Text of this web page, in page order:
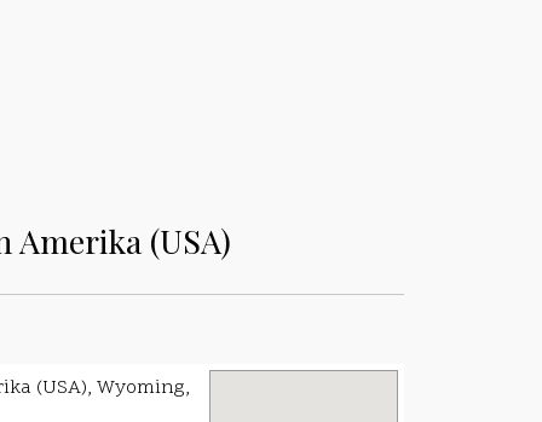
Amerika (USA)
(USA), Wyoming,